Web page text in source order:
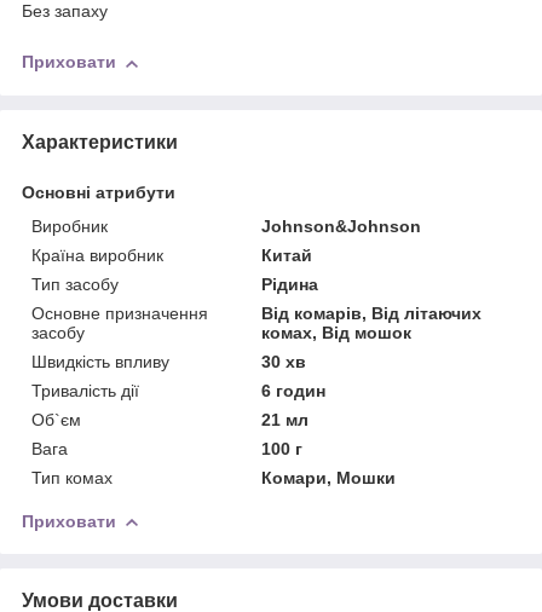
Без запаху
Приховати
Характеристики
Основні атрибути
Виробник
Johnson&Johnson
Країна виробник
Китай
Тип засобу
Рідина
Основне призначення
засобу
Від комарів, Від літаючих
комах, Від мошок
Швидкість впливу
30 хв
Тривалість дії
6 годин
Об`єм
21 мл
Вага
100 г
Тип комах
Комари, Мошки
Приховати
Умови доставки